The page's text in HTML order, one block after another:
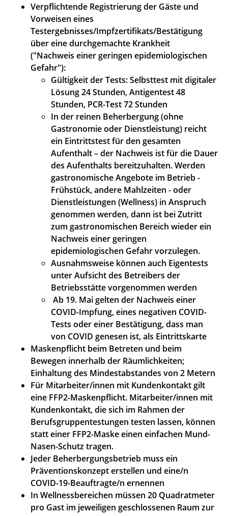
Verpflichtende Registrierung der Gäste und
Vorweisen eines
Testergebnisses/Impfzertifikats/Bestätigung
über eine durchgemachte Krankheit
("Nachweis einer geringen epidemiologischen
Gefahr"):
Gültigkeit der Tests: Selbsttest mit digitaler
Lösung 24 Stunden, Antigentest 48
Stunden, PCR-Test 72 Stunden
In der reinen Beherbergung (ohne
Gastronomie oder Dienstleistung) reicht
ein Eintrittstest für den gesamten
Aufenthalt – der Nachweis ist für die Dauer
des Aufenthalts bereitzuhalten. Werden
gastronomische Angebote im Betrieb -
Frühstück, andere Mahlzeiten - oder
Dienstleistungen (Wellness) in Anspruch
genommen werden, dann ist bei Zutritt
zum gastronomischen Bereich wieder ein
Nachweis einer geringen
epidemiologischen Gefahr vorzulegen.
Ausnahmsweise können auch Eigentests
unter Aufsicht des Betreibers der
Betriebsstätte vorgenommen werden
Ab 19. Mai gelten der Nachweis einer
COVID-Impfung, eines negativen COVID-
Tests oder einer Bestätigung, dass man
von COVID genesen ist, als Eintrittskarte
Maskenpflicht beim Betreten und beim
Bewegen innerhalb der Räumlichkeiten;
Einhaltung des Mindestabstandes von 2 Metern
Für Mitarbeiter/innen mit Kundenkontakt gilt
eine FFP2-Maskenpflicht. Mitarbeiter/innen mit
Kundenkontakt, die sich im Rahmen der
Berufsgruppentestungen testen lassen, können
statt einer FFP2-Maske einen einfachen Mund-
Nasen-Schutz tragen.
Jeder Beherbergungsbetrieb muss ein
Präventionskonzept erstellen und eine/n
COVID-19-Beauftragte/n ernennen
In Wellnessbereichen müssen 20 Quadratmeter
pro Gast im jeweiligen geschlossenen Raum zur